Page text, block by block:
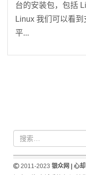
台的安装包，包括
Linux 我们可以看
平...
2011-2023 银众网 | 心